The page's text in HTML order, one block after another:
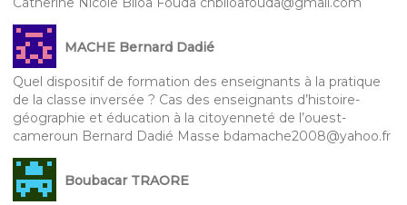
MACHE Bernard Dadié
Quel dispositif de formation des enseignants à la pratique
de la classe inversée ? Cas des enseignants d’histoire-
géographie et éducation à la citoyenneté de l’ouest-
cameroun Bernard Dadié Masse bdamache2008@yahoo.fr
Boubacar TRAORE